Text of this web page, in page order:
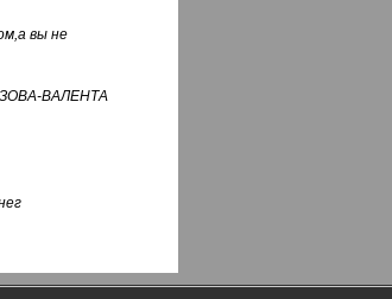
вы не
ВАЛЕНТА